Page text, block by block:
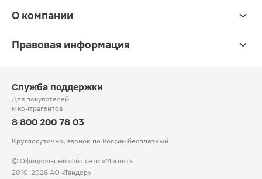
О компании
Правовая информация
Служба поддержки
Для покупателей
и контрагентов
8 800 200 78 03
Круглосуточно, звонок по России бесплатный
© Официальный сайт сети «Магнит».
2010-2026 АО «Тандер»